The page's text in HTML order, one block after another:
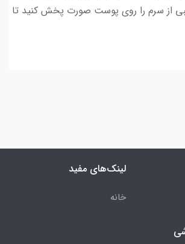
از سرم را روی پوست صورت پخش کنید تا
لینک‌های مفید
خانه